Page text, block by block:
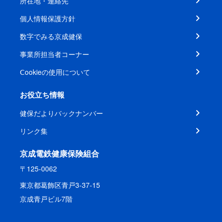
個人情報保護方針
数字でみる京成健保
事業所担当者コーナー
Ⅽookieの使用について
お役立ち情報
健保だよりバックナンバー
リンク集
京成電鉄健康保険組合
〒125-0062
東京都葛飾区青戸3-37-15
京成青戸ビル7階